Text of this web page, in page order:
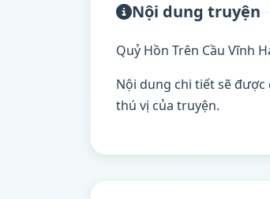
Nội dung truyện
Quỷ Hồn Trên Cầu Vĩnh
Nội dung chi tiết sẽ
thú vị của truyện.